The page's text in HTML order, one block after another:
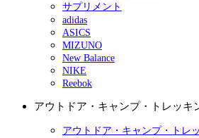
サプリメント
adidas
ASICS
MIZUNO
New Balance
NIKE
Reebok
アウトドア・キャンプ・トレッキ
アウトドア・キャンプ・トレ